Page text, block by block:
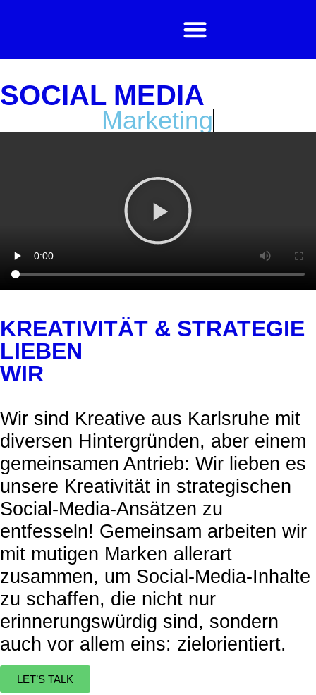
SOCIAL MEDIA
Marketing
KREATIVITÄT & STRATEGIE
LIEBEN
WIR
Wir sind Kreative aus Karlsruhe mit
diversen Hintergründen, aber einem
gemeinsamen Antrieb: Wir lieben es
unsere Kreativität in strategischen
Social-Media-Ansätzen zu
entfesseln! Gemeinsam arbeiten wir
mit mutigen Marken allerart
zusammen, um Social-Media-Inhalte
zu schaffen, die nicht nur
erinnerungswürdig sind, sondern
auch vor allem eins: zielorientiert.
LET’S TALK